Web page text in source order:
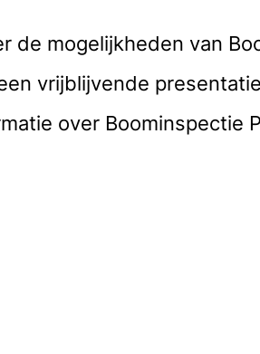
de mogelijkheden van
vrijblijvende
over Boominspectie